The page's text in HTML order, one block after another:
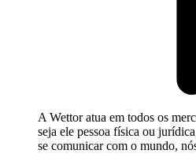
A Wettor atua em todos os
seja ele pessoa física ou
se comunicar com o mundo,